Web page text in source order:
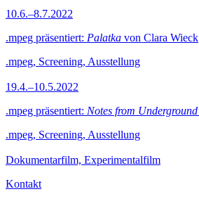
10.6.–8.7.2022
.mpeg präsentiert: Palatka von Clara Wieck
.mpeg, Screening, Ausstellung
19.4.–10.5.2022
.mpeg präsentiert: Notes from Underground
.mpeg, Screening, Ausstellung
Dokumentarfilm, Experimentalfilm
Kontakt